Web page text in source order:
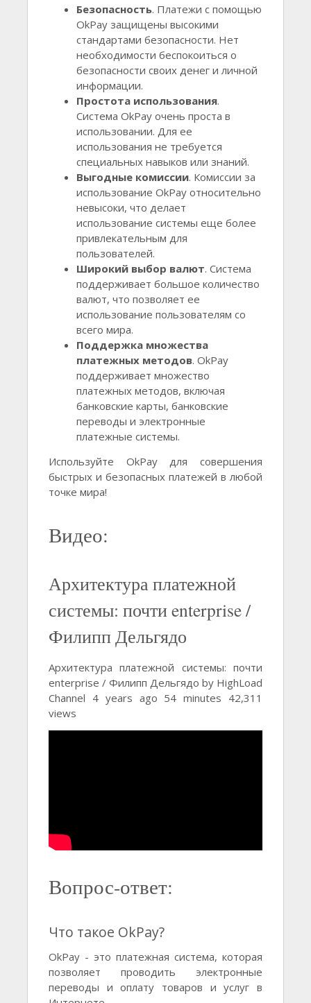
Безопасность. Платежи с помощью
OkPay защищены высокими
стандартами безопасности. Нет
необходимости беспокоиться о
безопасности своих денег и личной
информации.
Простота использования.
Система OkPay очень проста в
использовании. Для ее
использования не требуется
специальных навыков или знаний.
Выгодные комиссии. Комиссии за
использование OkPay относительно
невысоки, что делает
использование системы еще более
привлекательным для
пользователей.
Широкий выбор валют. Система
поддерживает большое количество
валют, что позволяет ее
использование пользователям со
всего мира.
Поддержка множества
платежных методов. OkPay
поддерживает множество
платежных методов, включая
банковские карты, банковские
переводы и электронные
платежные системы.
Используйте OkPay для совершения
быстрых и безопасных платежей в любой
точке мира!
Видео:
Архитектура платежной
системы: почти enterprise /
Филипп Дельгядо
Архитектура платежной системы: почти
enterprise / Филипп Дельгядо by HighLoad
Channel 4 years ago 54 minutes 42,311
views
Вопрос-ответ:
Что такое OkPay?
OkPay - это платежная система, которая
позволяет проводить электронные
переводы и оплату товаров и услуг в